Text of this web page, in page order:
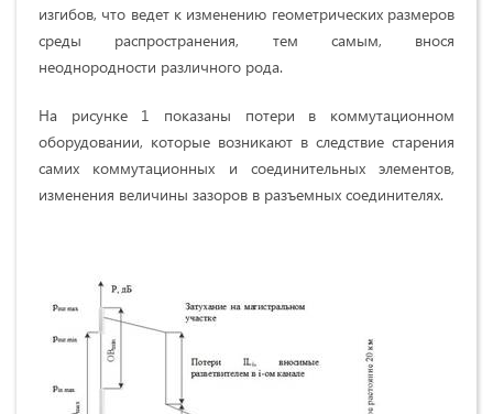
изгибов, что ведет к изменению геометрических размеров
среды распространения, тем самым, внося
неоднородности различного рода.
На рисунке 1 показаны потери в коммутационном
оборудовании, которые возникают в следствие старения
самих коммутационных и соединительных элементов,
изменения величины зазоров в разъемных соединителях.